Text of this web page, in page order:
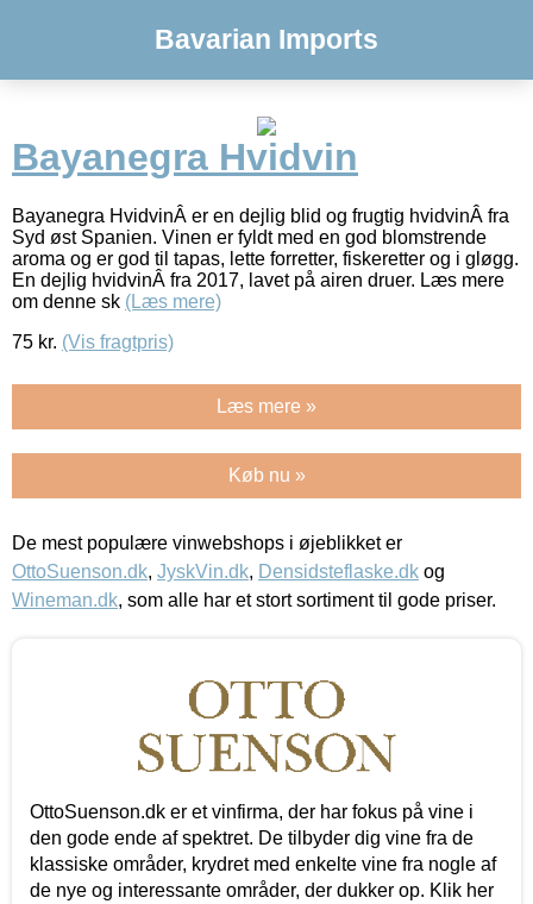
Bavarian Imports
Bayanegra Hvidvin
Bayanegra HvidvinÂ er en dejlig blid og frugtig hvidvinÂ fra
Syd øst Spanien. Vinen er fyldt med en god blomstrende
aroma og er god til tapas, lette forretter, fiskeretter og i gløgg.
En dejlig hvidvinÂ fra 2017, lavet på airen druer. Læs mere
om denne sk (Læs mere)
75 kr. (Vis fragtpris)
Læs mere »
Køb nu »
De mest populære vinwebshops i øjeblikket er
OttoSuenson.dk, JyskVin.dk, Densidsteflaske.dk og
Wineman.dk, som alle har et stort sortiment til gode priser.
OttoSuenson.dk er et vinfirma, der har fokus på vine i
den gode ende af spektret. De tilbyder dig vine fra de
klassiske områder, krydret med enkelte vine fra nogle af
de nye og interessante områder, der dukker op. Klik her